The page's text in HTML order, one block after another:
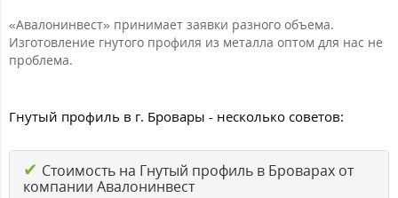
«Авалонинвест» принимает заявки разного объема.
Изготовление гнутого профиля из металла оптом для нас не
проблема.
Гнутый профиль в г. Бровары - несколько советов:
✔ Стоимость на Гнутый профиль в Броварах от
компании Авалонинвест